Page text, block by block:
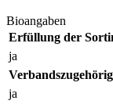
Bioangaben
Erfüllung der
ja
ja